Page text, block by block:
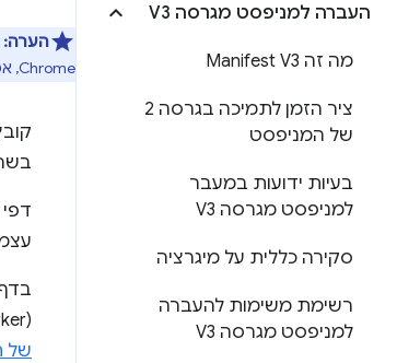
העברה למניפסט מגרסה V3
מה זה Manifest V3
ציר הזמן לתמיכה בגרסה 2
של המניפסט
בעיות ידועות במעבר
למניפסט מגרסה V3
סקירה כללית על מיגרציה
רשימת משימות להעברה
למניפסט מגרסה V3
הערה:
Chrome, אפשר לעיין ב
(service worker) של תוספים זמין במדריך
של